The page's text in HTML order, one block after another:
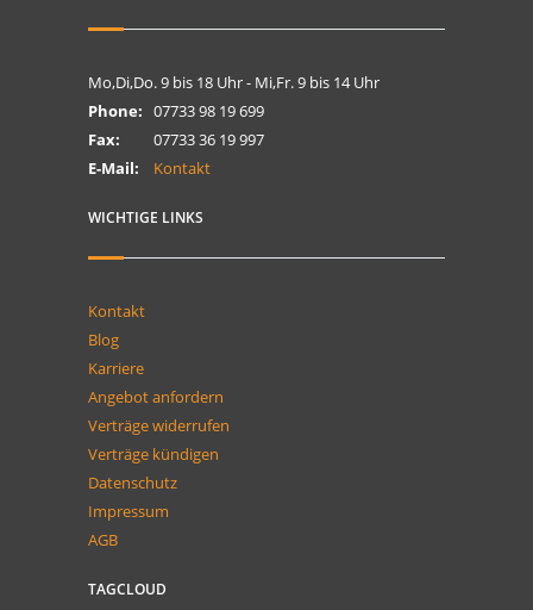
Mo,Di,Do. 9 bis 18 Uhr - Mi,Fr. 9 bis 14 Uhr
Phone: 07733 98 19 699
Fax:
07733 36 19 997
E-Mail:
Kontakt
WICHTIGE LINKS
Kontakt
Blog
Karriere
Angebot anfordern
Verträge widerrufen
Verträge kündigen
Datenschutz
Impressum
AGB
TAGCLOUD